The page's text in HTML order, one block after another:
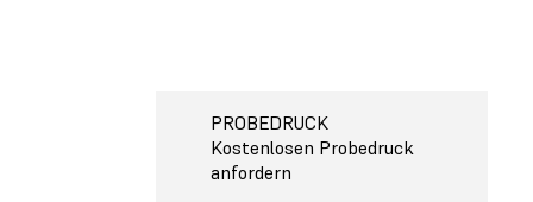
PROBEDRUCK
Kostenlosen Probedruck
anfordern